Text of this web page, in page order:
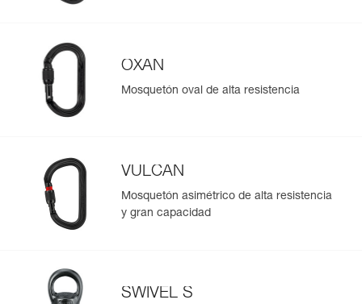
Más información
OXAN
Mosquetón oval de alta resistencia
VULCAN
Mosquetón asimétrico de alta resistencia
y gran capacidad
SWIVEL S